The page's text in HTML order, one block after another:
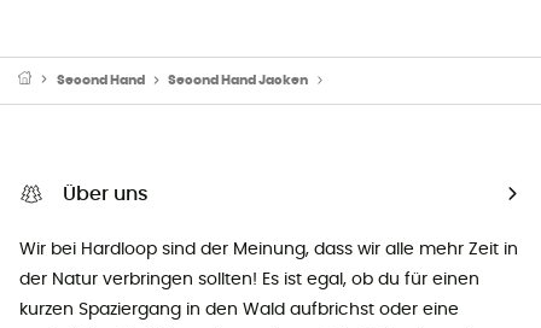
Second Hand Second Hand Jacken
Über uns
Wir bei Hardloop sind der Meinung, dass wir alle mehr Zeit in
der Natur verbringen sollten! Es ist egal, ob du für einen
kurzen Spaziergang in den Wald aufbrichst oder eine